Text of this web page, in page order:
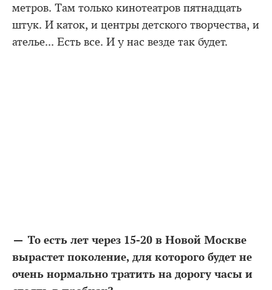
метров. Там только кинотеатров пятнадцать
штук. И каток, и центры детского творчества, и
ателье... Есть все. И у нас везде так будет.
— То есть лет через 15-20 в Новой Москве
вырастет поколение, для которого будет не
очень нормально тратить на дорогу часы и